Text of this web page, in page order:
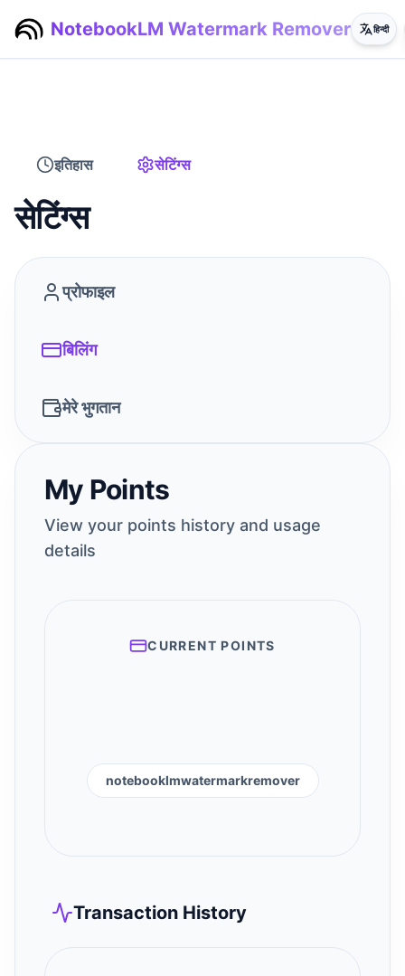
NotebookLM Watermark Remover हिन्दी
इतिहास सेटिंग्स
सेटिंग्स
प्रोफाइल
बिलिंग
मेरे भुगतान
My Points
View your points history and usage
details
CURRENT POINTS
notebooklmwatermarkremover
Transaction History